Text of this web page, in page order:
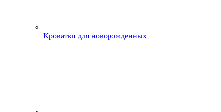
Кроватки для новорожденных